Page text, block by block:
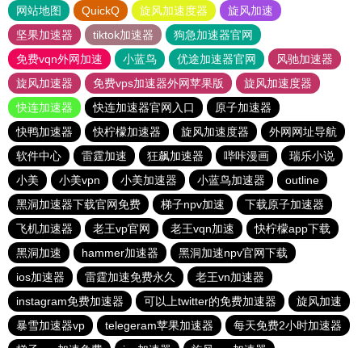
网站地图 QuickQ 旋风加速度器
旋风加速
坚果加速器
tiktok加速器
狗急加速器官网
免费vqn外网加速
小蓝鸟 优途加速器官网
风驰加速器
旋风加速器
免费vps加速器外网苹果版
旋风加速度器
快连加速器
快连加速器官网入口
原子加速器
快鸭加速器
快柠檬加速器 旋风加速度器
外网网址导航
软件中心
雷霆加速 狂飙加速器 哔咔漫画
瑞乐小说
小美
小美vpn 小美加速器 小蓝鸟加速器
outline
黑洞加速器下载官网免费
梯子npv加速
下载原子加速器
飞机加速器
老王vp官网 老王vqn加速
快柠檬app下载
黑洞加速
hammer加速器
黑洞加速npv官网下载
ios加速器
雷霆加速免费永久
老王vn加速器
instagram免费加速器
可以上twitter的免费加速器
旋风加速
暴雪加速器vp
telegeram苹果加速器
每天免费2小时加速器